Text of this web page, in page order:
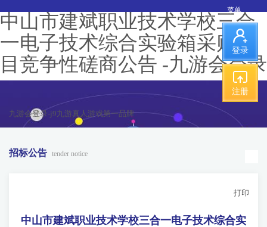
中山市建斌职业技术学校三合
一电子技术综合实验箱采购项
目竞争性磋商公告 -九游会登录
九游会登录-j9九游真人游戏第一品牌
菜单
登录
注册
招标公告 tender notice
打印
中山市建斌职业技术学校三合一电子技术综合实